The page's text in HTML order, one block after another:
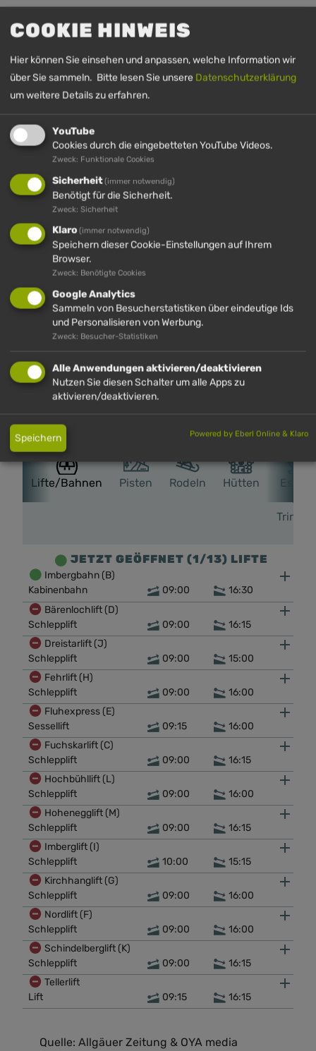
Öffnungszeiten
Preise & Leistungen
SOMMER
Lifte/Bahnen Pisten Rodeln Hütten
Essen
&
Trinken
JETZT GEÖFFNET (1/13) LIFTE
Imbergbahn (B)
Kabinenbahn
09:00
16:30
Bärenlochlift (D)
Schlepplift
09:00
16:15
Dreistarlift (J)
Schlepplift
09:00
15:00
Fehrlift (H)
Schlepplift
09:00
16:00
Fluhexpress (E)
Sessellift
09:15
16:00
Fuchskarlift (C)
Schlepplift
09:00
16:15
Hochbühllift (L)
Schlepplift
09:00
16:00
Hohenegglift (M)
Schlepplift
09:00
16:15
Imberglift (I)
Schlepplift
10:00
15:15
Kirchhanglift (G)
Schlepplift
09:00
16:00
Nordlift (F)
Schlepplift
09:00
16:00
Schindelberglift (K)
Schlepplift
09:00
16:15
Tellerlift
Lift
09:15 16:15
Quelle: Allgäuer Zeitung & OYA media
COOKIE HINWEIS
Hier können Sie einsehen und anpassen, welche Information wir
über Sie sammeln. Bitte lesen Sie unsere Datenschutzerklärung
um weitere Details zu erfahren.
YouTube
Cookies durch die eingebetteten YouTube Videos.
Zweck: Funktionale Cookies
Sicherheit(immer notwendig)
Benötigt für die Sicherheit.
Zweck: Sicherheit
Klaro (immer notwendig)
Speichern dieser Cookie-Einstellungen auf Ihrem
Browser.
Zweck: Benötigte Cookies
Google Analytics
Sammeln von Besucherstatistiken über eindeutige Ids
und Personalisieren von Werbung.
Zweck: Besucher-Statistiken
Alle Anwendungen aktivieren/deaktivieren
Nutzen Sie diesen Schalter um alle Apps zu
aktivieren/deaktivieren.
Speichern Powered by Eberl Online & Klaro